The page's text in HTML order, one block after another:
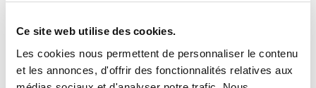
Ce site web utilise des cookies.
Les cookies nous permettent de personnaliser le contenu
et les annonces, d'offrir des fonctionnalités relatives aux
Douceur et simplicité au quotidien avec notre paire de
taies d'oreiller, conçues pour les hôtels Pullman en